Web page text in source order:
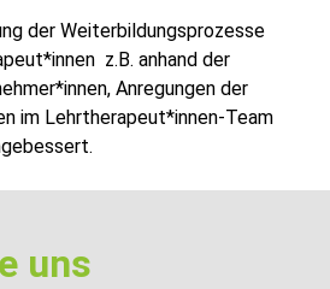
der Weiterbildungsprozesse
z.B. anhand der
Anregungen der
im Lehrtherapeut*innen-Team
uns